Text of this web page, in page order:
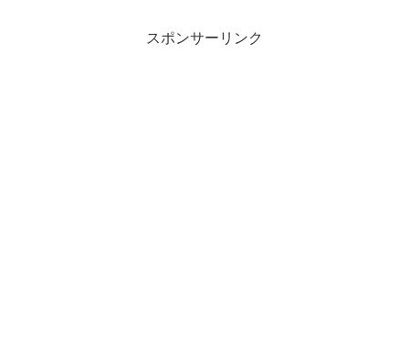
スポンサーリンク